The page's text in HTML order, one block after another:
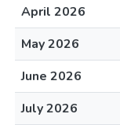
April 2026
May 2026
June 2026
July 2026